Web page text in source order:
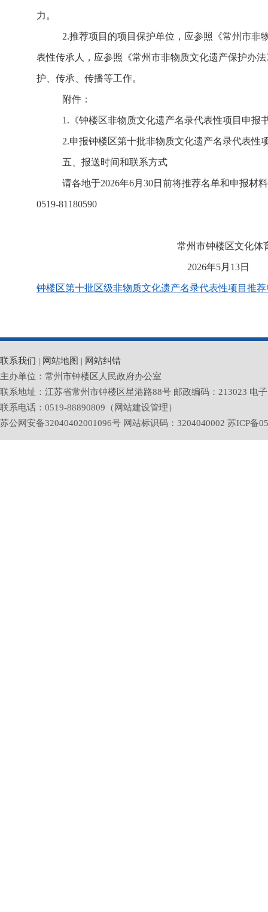
力。
2.推荐项目的项目保护单位，应参照《常州市非
表性传承人，应参照《常州市非物质文化遗产保护办
护、传承、传播等工作。
附件：
1 . 《钟楼区非物质文化遗产名录代表性项目申报
2.申报钟楼区第十批非物质文化遗产名录代表性
五、报送时间和联系方式
请各地于2026年6月 30日前将推荐名单和申报材
0519-81180590
常州市钟楼区文化体
2026年5月 13日
钟楼区第十批区级非物质文化遗产名录代表性项目推荐
联系我们 | 网站地图 | 网站纠错
主办单位：常州市钟楼区人民政府办公室
联系地址：江苏省常州市钟楼区星港路88号 邮政编码：213023 电
联系电话：0519-88890809（网站建设管理）
苏公网安备32040402001096号 网站标识码：3204040002 苏ICP备